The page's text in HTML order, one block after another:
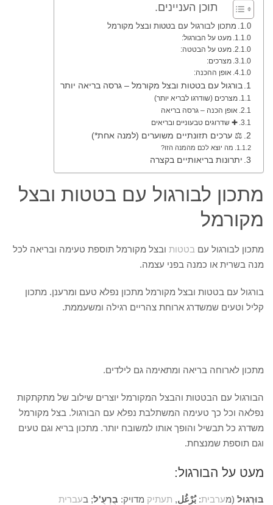
תוכן העניינים.
מתכון לבורגול עם בטטות ובצל מקורמל
מעט על הבורגול:
מעט על הבטטה:
מצרכים:
אופן ההכנה:
בורגול עם בטטות ובצל מקורמל – גרסה בריאה יותר
מצרכים (שודרגו לבריא יותר)
אופן הכנה – גרסה בריאה
✚ שדרוגים טבעוניים ובריאים
⚖️ ערכים תזונתיים משוערים (למנה אחת*)
מה יוצא לכם מהמנה הזו?
יתרונות בריאותיים בקצרה
מתכון לבורגול עם בטטות ובצל
מקורמל
מתכון לבורגול עם בטטות ובצל מקורמל תוספת טעימה ובריאה לכל
מנה בשרית או כמנה בפני עצמה.
בורגול עם בטטות ובצל מקורמל מתכון נפלא טעם ומרענן. מתכון
קליל וטעים שמשדרג ארוחת צהריים רגילה ומשעממת.
מתכון לארוחה בריאה ומתאימה גם לילדים.
הבורגול עם הבטטות והבצל המקורמל יוצרים שילוב של מתקתקות
נפלאה וכל כך טעימה המשתלבת נפלא עם הבורגול. בצל מקורמל
משדרג כל תבשיל והופך אותו למשובח יותר. מתכון בריא וגם טעים
וגם תוספת שמנצחת.
מעט על הבורגול:
בּוּרְגוּל (מערבית:بُرْغُل, תעתיק מדויק: בֻרְעֻ'ל; בעברית